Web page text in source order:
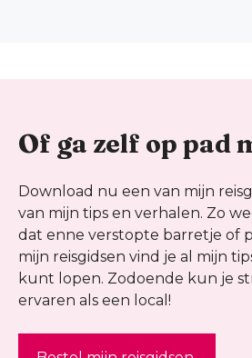
Of ga zelf op pad
Download nu een van mijn
van mijn tips en verhalen. Zo
dat enne verstopte barretje of
mijn reisgidsen vind je al mijn
kunt lopen. Zodoende kun je
ervaren als een local!